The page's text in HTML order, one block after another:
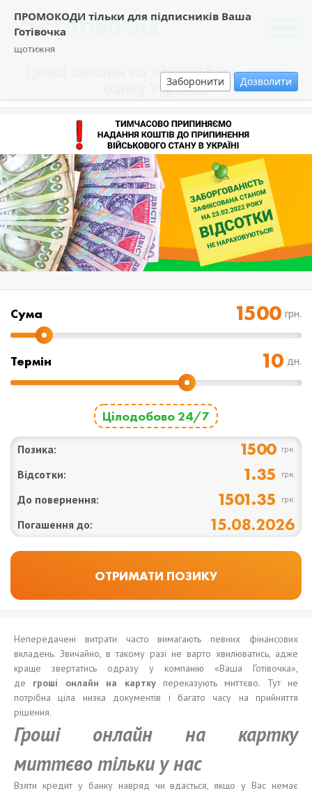
ПРОМОКОДИ тільки для підписників Ваша
Готівочка
щотижня
Заборонити Дозволити
Гроші онлайн на картку будь-якого
банку України
Cума грн.
Термін дн.
Цілодобово 24/7
Позика: 1500 грн.
Відсотки: 1.35 грн.
До повернення: 1501.35 грн.
Погашення до: 15.08.2026
Непередачені витрати часто вимагають певних фінансових
вкладень. Звичайно, в такому разі не варто хвилюватись, адже
краще звертатись одразу у компанію «Ваша Готівочка»,
де гроші онлайн на карткупереказують миттєво. Тут не
потрібна ціла низка документів і багато часу на прийняття
рішення.
Грошіонлайн на картку
миттєвотількиу нас
Взяти кредит у банку навряд чи вдасться, якщо у Вас немає